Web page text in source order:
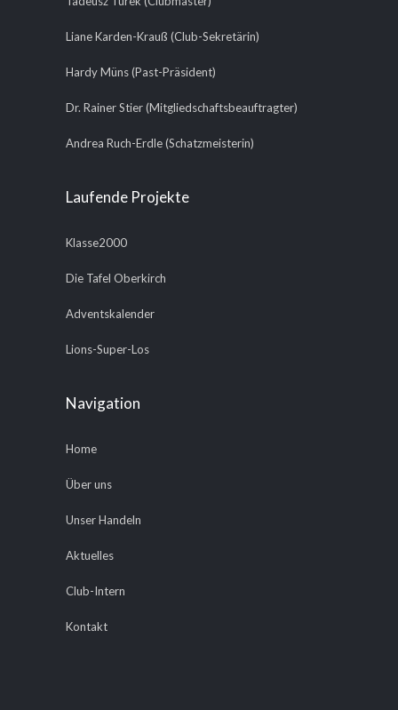
Liane Karden-Krauß (Club-Sekretärin)
Hardy Müns (Past-Präsident)
Dr. Rainer Stier (Mitgliedschaftsbeauftragter)
Andrea Ruch-Erdle (Schatzmeisterin)
Laufende Projekte
Klasse2000
Die Tafel Oberkirch
Adventskalender
Lions-Super-Los
Navigation
Home
Über uns
Unser Handeln
Aktuelles
Club-Intern
Kontakt